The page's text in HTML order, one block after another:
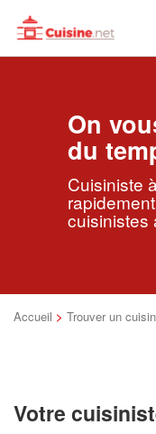
On
du
Cuisiniste
cuisinistes
Accueil > Trouver un
Votre